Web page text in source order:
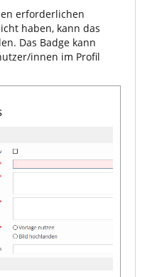
erforderlichen
haben, kann das
Das Badge kann
innen im Profil